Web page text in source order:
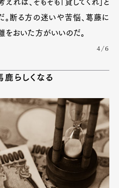
れば、そもそも「貸してくれ」と
断る方の迷いや苦悩、葛藤に
をおいた方がいいのだ。
4/6
らしくなる